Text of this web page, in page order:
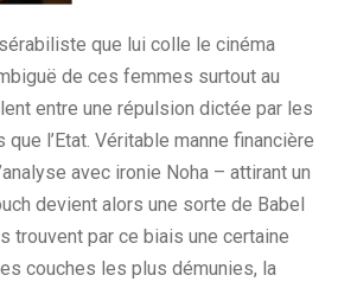
que lui colle le cinéma
de ces femmes surtout au
entre une répulsion dictée par les
l’Etat. Véritable manne financière
avec ironie Noha – attirant un
devient alors une sorte de Babel
par ce biais une certaine
couches les plus démunies, la